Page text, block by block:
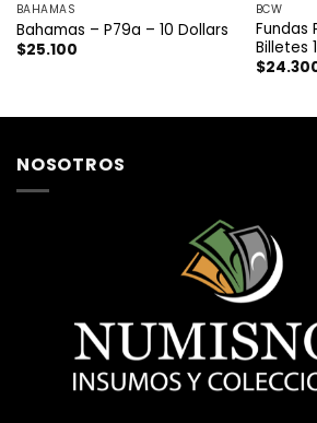
BAHAMAS
Bahamas – P79a – 10 Dollars
$25.100
BCW
Fundas
Billetes
$
NOSOTROS